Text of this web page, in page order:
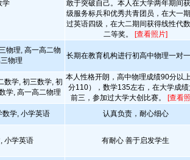
学
敢于突破自己。本人在大学两年期间
级服务标兵和优秀共青团员，在大一
过英语四级，在大二期间获得线性代
二等奖。 [查看照片]
物理, 高一高二物
物理
长期在教育机构进行初高中物理一对
数学, 初三数学, 初
学, 高一高二物理
本人性格开朗，高中物理成绩90分以
分110），数学135左右，在大学成绩
前三，参加过大学大创比赛。 [查看
数学, 小学英语 认真负责，耐心细心
小学英语 有耐心 善于启发学生